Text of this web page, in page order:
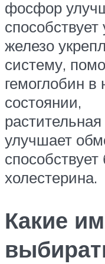
фосфор
железо
систему,
гемоглобин
состоянии,
растительная
улучшает
холестерина.
Какие